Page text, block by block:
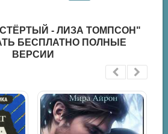
- ЛИЗА ТОМПСОН"
БЕСПЛАТНО ПОЛНЫЕ
ВЕРСИИ